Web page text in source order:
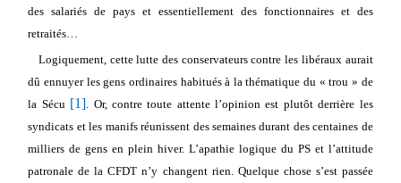
des salariés de pays et essentiellement des fonctionnaires et des
retraités…
Logiquement, cette lutte des conservateurs contre les libéraux aurait
dû ennuyer les gens ordinaires habitués à la thématique du « trou » de
la Sécu [1]. Or, contre toute attente l’opinion est plutôt derrière les
syndicats et les manifs réunissent des semaines durant des centaines de
milliers de gens en plein hiver. L’apathie logique du PS et l’attitude
patronale de la CFDT n’y changent rien. Quelque chose s’est passée